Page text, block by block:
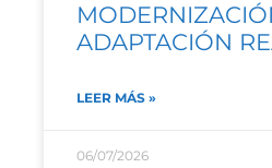
ADAPTACIÓN
LEER MÁS »
06/07/2026